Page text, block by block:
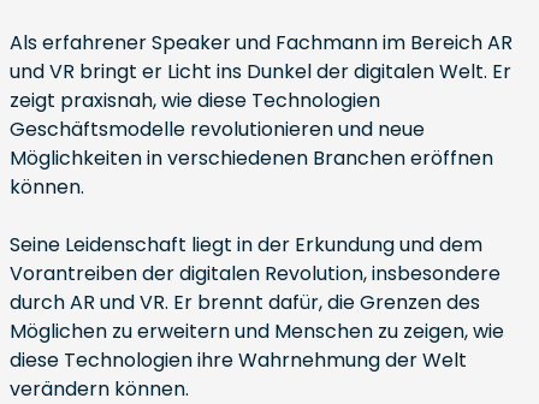
Als erfahrener Speaker und Fachmann im Bereich AR
und VR bringt er Licht ins Dunkel der digitalen Welt. Er
zeigt praxisnah, wie diese Technologien
Geschäftsmodelle revolutionieren und neue
Möglichkeiten in verschiedenen Branchen eröffnen
können.
Seine Leidenschaft liegt in der Erkundung und dem
Vorantreiben der digitalen Revolution, insbesondere
durch AR und VR. Er brennt dafür, die Grenzen des
Möglichen zu erweitern und Menschen zu zeigen, wie
diese Technologien ihre Wahrnehmung der Welt
verändern können.